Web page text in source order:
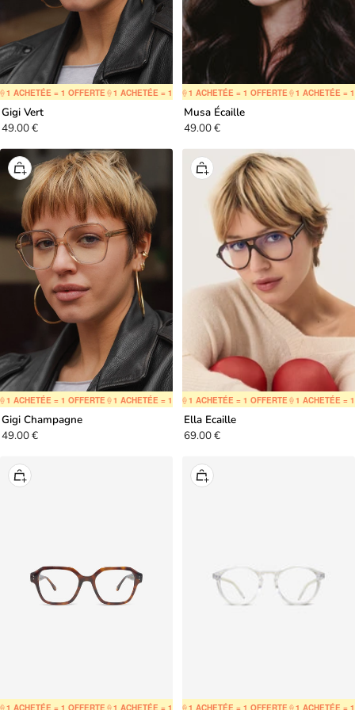
= 1 OFFERTE🍦1 ACHETÉE = 1 OFFERTE🍦1 ACHETÉE = 1 OFFERTE🍦1
Gigi Vert
Prix
de
vente
49.00 €
🍦 1 ACHETÉE = 1 OFFERTE 🍦 1 ACHETÉE = 1 OFFERTE🍦1 ACHETÉE = 1
Musa Écaille
Prix
de
vente
49.00 €
= 1 OFFERTE🍦1 ACHETÉE = 1 OFFERTE🍦1 ACHETÉE = 1 OFFERTE🍦1
Ajouter
panier
Gigi Champagne
Prix
vente
49.00 €
🍦 1 ACHETÉE = 1 OFFERTE 🍦 1 ACHETÉE = 1 OFFERTE🍦1 ACHETÉE = 1
Ajouter
panier
Ella Ecaille
Prix
vente
69.00 €
= 1 OFFERTE🍦1 ACHETÉE = 1 OFFERTE🍦1 ACHETÉE = 1 OFFERTE🍦1
Ajouter
🍦 1 ACHETÉE = 1 OFFERTE 🍦 1 ACHETÉE = 1 OFFERTE🍦1 ACHETÉE = 1
Ajouter